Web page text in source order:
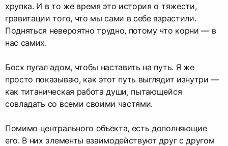
хрупка. И в то же время это история о тяжести,
гравитации того, что мы сами в себе взрастили.
Подняться невероятно трудно, потому что корни — в
нас самих.
Босх пугал адом, чтобы наставить на путь. Я же
просто показываю, как этот путь выглядит изнутри —
как титаническая работа души, пытающейся
совладать со всеми своими частями.
Помимо центрального объекта, есть дополняющие
его. В них элементы взаимодействуют друг с другом